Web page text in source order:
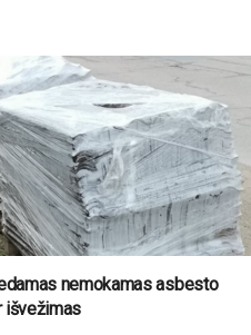
nemokamas asbesto
išvežimas